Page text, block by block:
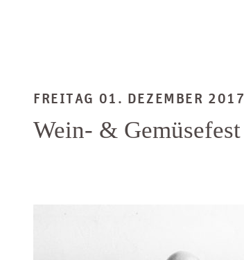
FREITAG 01. DEZEMBER 2017
Wein- & Gemüsefest